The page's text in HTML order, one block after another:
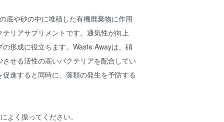
底や砂の中に堆積した有機廃棄物に作用
テリアサプリメントです。通気性が向上
の形成に役立ちます。Waste Awayは、硝
せる活性の高いバクテリアを配合してい
促進すると同時に、藻類の発生を予防する
よく振ってください。